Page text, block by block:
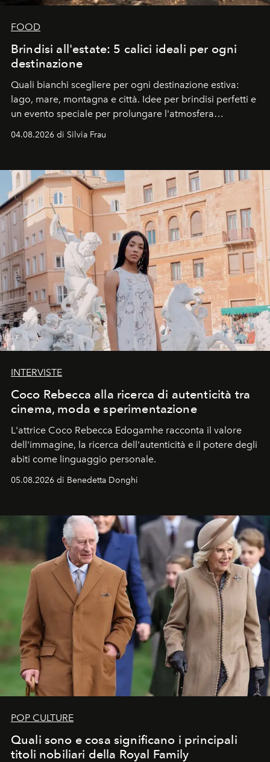
FOOD
Brindisi all'estate: 5 calici ideali per ogni
destinazione
Quali bianchi scegliere per ogni destinazione estiva:
lago, mare, montagna e città. Idee per brindisi perfetti e
un evento speciale per prolungare l'atmosfera
04.08.2026 di Silvia Frau
INTERVISTE
Coco Rebecca alla ricerca di autenticità tra
cinema, moda e sperimentazione
L'attrice Coco Rebecca Edogamhe racconta il valore
dell'immagine, la ricerca dell'autenticità e il potere degli
abiti come linguaggio personale.
05.08.2026 di Benedetta Donghi
POP CULTURE
Quali sono e cosa significano i principali
titoli nobiliari della Royal Family